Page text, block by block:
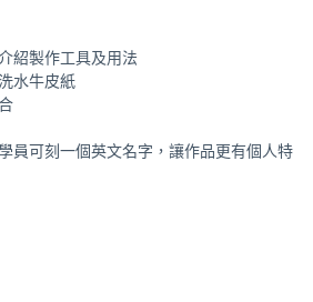
紹製作工具及用法
水牛皮紙
員可刻一個英文名字，讓作品更有個人特